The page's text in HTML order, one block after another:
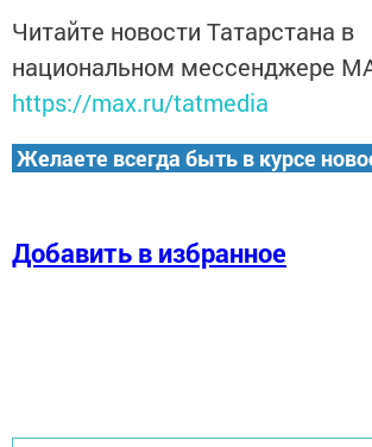
Читайте новости Татарстана в
национальном мессенджере
https://max.ru/tatmedia
Желаете всегда быть в курсе
Добавить в избранное